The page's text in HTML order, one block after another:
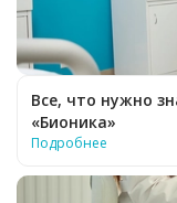
Все, что нужно
«Бионика»
Подробнее